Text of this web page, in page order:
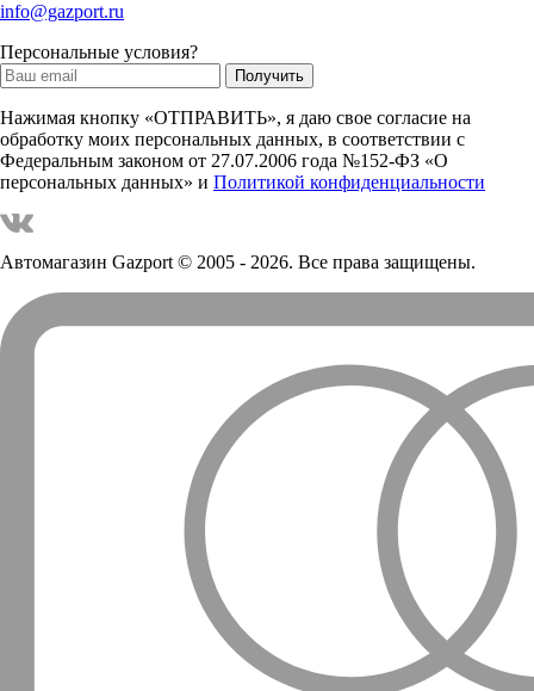
info@gazport.ru
Персональные условия?
Нажимая кнопку «ОТПРАВИТЬ», я даю свое согласие на
обработку моих персональных данных, в соответствии с
Федеральным законом от 27.07.2006 года №152-ФЗ «О
персональных данных» и Политикой конфиденциальности
Автомагазин Gazport© 2005 - 2026. Все права защищены.